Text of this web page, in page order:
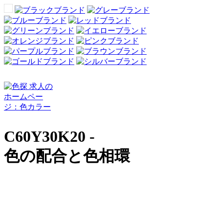
C60Y30K20 -
色の配合と色相環